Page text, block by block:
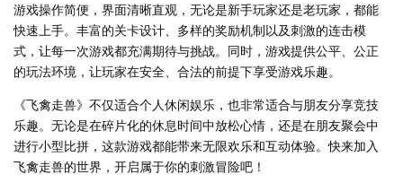
游戏操作简便，界面清晰直观，无论是新手玩家还是老玩家，都能
快速上手。丰富的关卡设计、多样的奖励机制以及刺激的连击模
式，让每一次游戏都充满期待与挑战。同时，游戏提供公平、公正
的玩法环境，让玩家在安全、合法的前提下享受游戏乐趣。
《飞禽走兽》不仅适合个人休闲娱乐，也非常适合与朋友分享竞技
乐趣。无论是在碎片化的休息时间中放松心情，还是在朋友聚会中
进行小型比拼，这款游戏都能带来无限欢乐和互动体验。快来加入
飞禽走兽的世界，开启属于你的刺激冒险吧！